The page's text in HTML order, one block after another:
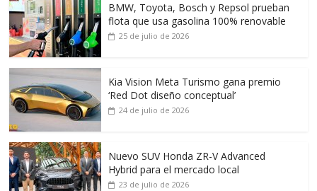
BMW, Toyota, Bosch y Repsol prueban
flota que usa gasolina 100% renovable
25 de julio de 2026
Kia Vision Meta Turismo gana premio
‘Red Dot diseño conceptual’
24 de julio de 2026
Nuevo SUV Honda ZR-V Advanced
Hybrid para el mercado local
23 de julio de 2026